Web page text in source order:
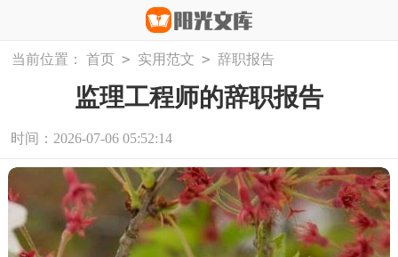
当前位置： 首页 > 实用范文 > 辞职报告
监理工程师的辞职报告
时间：2026-07-06 05:52:14